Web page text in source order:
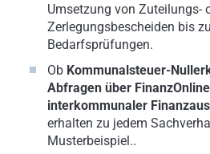
Umsetzung von Zuteilungs-
Zerlegungsbescheiden bis
Bedarfsprüfungen.
Ob Kommunalsteuer-
Abfragen über FinanzOnline
interkommunaler
erhalten zu jedem
Musterbeispiel..